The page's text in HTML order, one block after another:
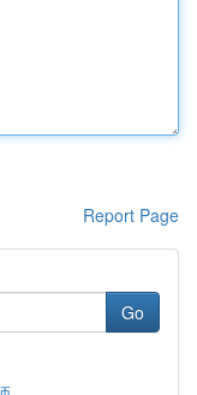
Report Page
Go